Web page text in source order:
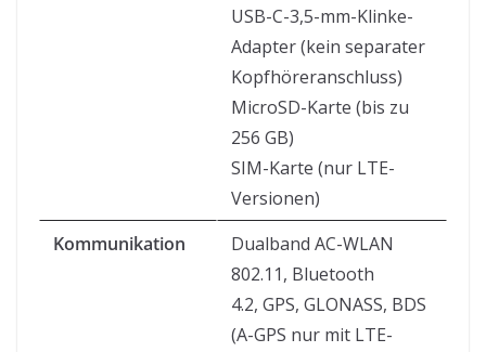
USB-C-3,5-mm-Klinke-
Adapter (kein separater
Kopfhöreranschluss)
MicroSD-Karte (bis zu
256 GB)
SIM-Karte (nur LTE-
Versionen)
Kommunikation
Dualband AC-WLAN
802.11, Bluetooth
4.2, GPS, GLONASS, BDS
(A-GPS nur mit LTE-